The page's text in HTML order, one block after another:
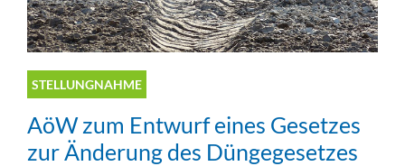
STELLUNGNAHME
AöW zum Entwurf eines Gesetzes
zur Änderung des Düngegesetzes